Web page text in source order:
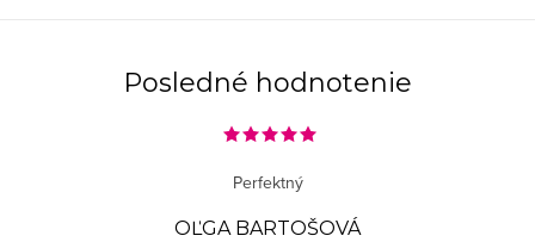
Posledné hodnotenie
Perfektný
OĽGA BARTOŠOVÁ